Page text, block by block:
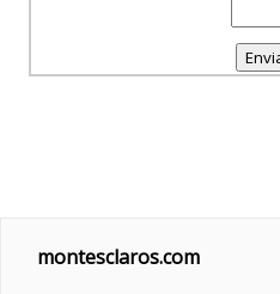
montesclaros.com